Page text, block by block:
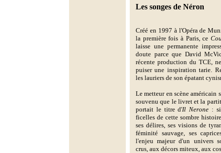
Les songes de Néron
Créé en 1997 à l'Opéra de
la première fois à Paris, ce
laisse une permanente
doute parce que David
récente production du TCE,
puiser une inspiration tarie.
les lauriers de son épatant
Le metteur en scène américain
souvenu que le livret et la
portait le titre d'Il Nerone :
ficelles de cette sombre
ses délires, ses visions de
féminité sauvage, ses
l'enjeu majeur d'un univers
crus, aux décors miteux, aux